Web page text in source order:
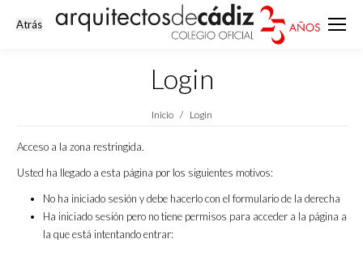
Login
Estás aquí:
Inicio Login
Acceso a la zona restringida.
Usted ha llegado a esta página por los siguientes motivos:
No ha iniciado sesión y debe hacerlo con el formulario de la derecha
Ha iniciado sesión pero no tiene permisos para acceder a la página a
la que está intentando entrar: